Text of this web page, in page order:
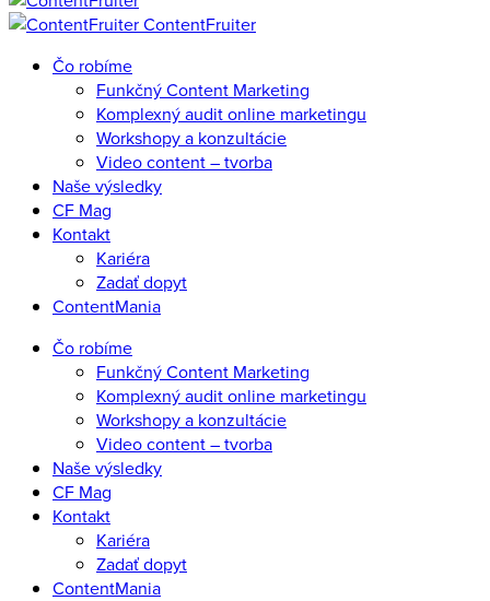
ContentFruiter
Čo robíme
Funkčný Content Marketing
Komplexný audit online marketingu
Workshopy a konzultácie
Video content – tvorba
Naše výsledky
CF Mag
Kontakt
Kariéra
Zadať dopyt
ContentMania
Čo robíme
Funkčný Content Marketing
Komplexný audit online marketingu
Workshopy a konzultácie
Video content – tvorba
Naše výsledky
CF Mag
Kontakt
Kariéra
Zadať dopyt
ContentMania